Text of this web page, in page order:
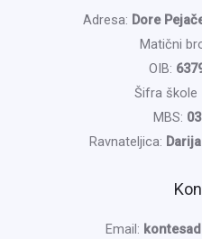
Adresa: Dore
Matični
OIB:
Šifra škole
MBS:
Ravnateljica:
Email: